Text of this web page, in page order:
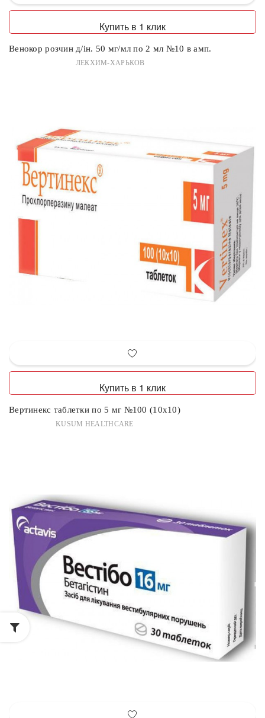
Купить в 1 клик
Венокор розчин д/ін. 50 мг/мл по 2 мл №10 в амп.
ЛЕКХИМ-ХАРЬКОВ
Купить в 1 клик
Вертинекс таблетки по 5 мг №100 (10х10)
KUSUM HEALTHCARE